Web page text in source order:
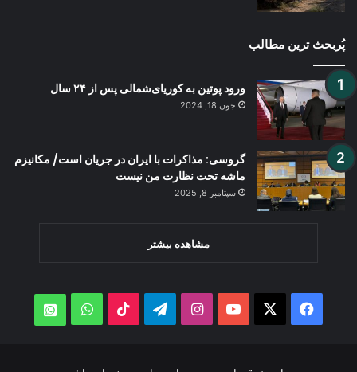
پُربحث ترین مطالب
ورود پوتين به کوریای‌شمالی پس از ۲۴ سال
جون 18, 2024
گروسی: مذاکرات با ایران در جریان است/ مکانیزم
ماشه تحت نظارت من نیست
سپتامبر 8, 2025
مشاهده بیشتر
Facebook
YouTube
Instagram
Telegram
TikTok
WhatsApp